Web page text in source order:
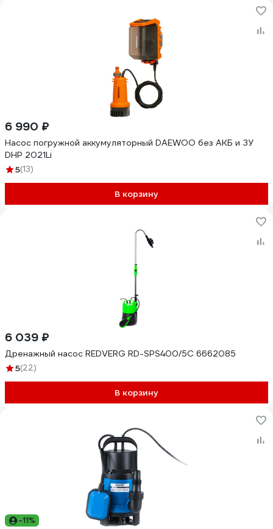
6 990 ₽
Насос погружной аккумуляторный DAEWOO без АКБ и ЗУ
DHP 2021Li
5(13)
В корзину
6 039 ₽
Дренажный насос REDVERG RD-SPS400/5C 6662085
5(22)
В корзину
-11%